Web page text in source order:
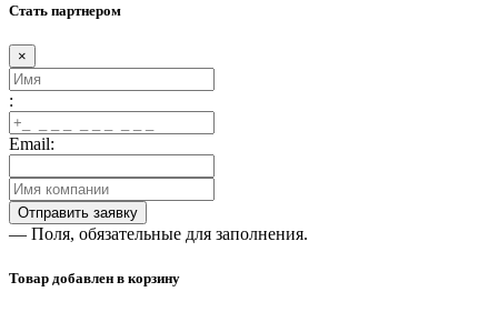
Стать партнером
×
:
Email:
— Поля, обязательные для заполнения.
Товар добавлен в корзину